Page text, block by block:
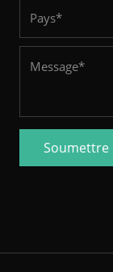
Soumettre